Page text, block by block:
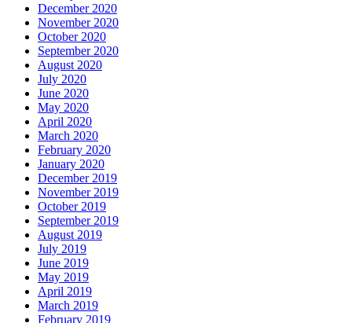
December 2020
November 2020
October 2020
September 2020
August 2020
July 2020
June 2020
May 2020
April 2020
March 2020
February 2020
January 2020
December 2019
November 2019
October 2019
September 2019
August 2019
July 2019
June 2019
May 2019
April 2019
March 2019
February 2019